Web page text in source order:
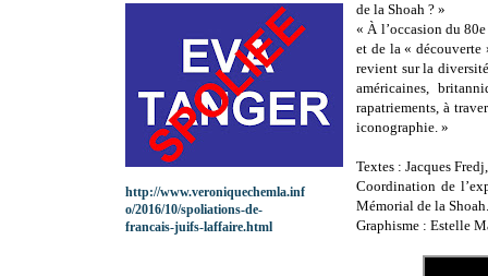
de la Shoah ? »
« À l’occasion du
et de la « découverte
revient sur la
américaines,
rapatriements, à
iconographie. »
Textes : Jacques
Coordination de
Mémorial de la Shoah.
Graphisme : Estelle
http://www.veroniquechemla.inf
o/2016/10/spoliations-de-
francais-juifs-laffaire.html